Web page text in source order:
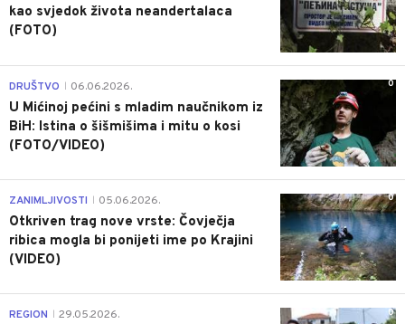
kao svjedok života neandertalaca
(FOTO)
0
DRUŠTVO 06.06.2026.
U Mićinoj pećini s mladim naučnikom iz
BiH: Istina o šišmišima i mitu o kosi
(FOTO/VIDEO)
0
ZANIMLJIVOSTI 05.06.2026.
Otkriven trag nove vrste: Čovječja
ribica mogla bi ponijeti ime po Krajini
(VIDEO)
0
REGION 29.05.2026.